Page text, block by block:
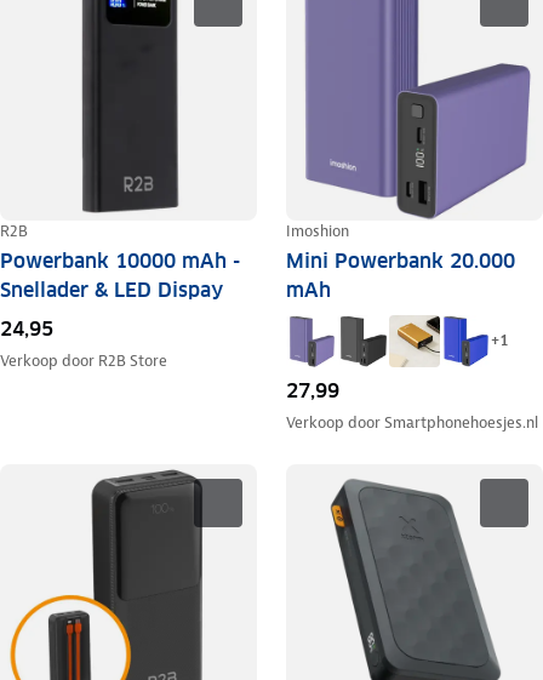
R2B
Powerbank 10000 mAh -
Snellader & LED Dispay
24,95
Verkoop door R2B Store
Imoshion
Mini Powerbank 20.000
mAh
+1
27,99
Verkoop doorSmartphonehoesjes.nl